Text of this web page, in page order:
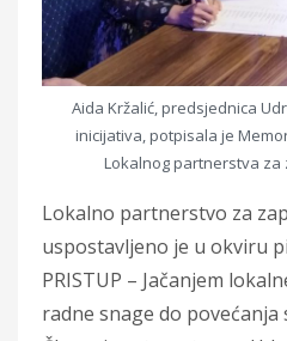
Aida Kržalić, predsjednica
inicijativa, potpisala je
Lokalnog partnerstva za
Lokalno partnerstvo za
uspostavljeno je u okviru
PRISTUP – Jačanjem
radne snage do povećanja